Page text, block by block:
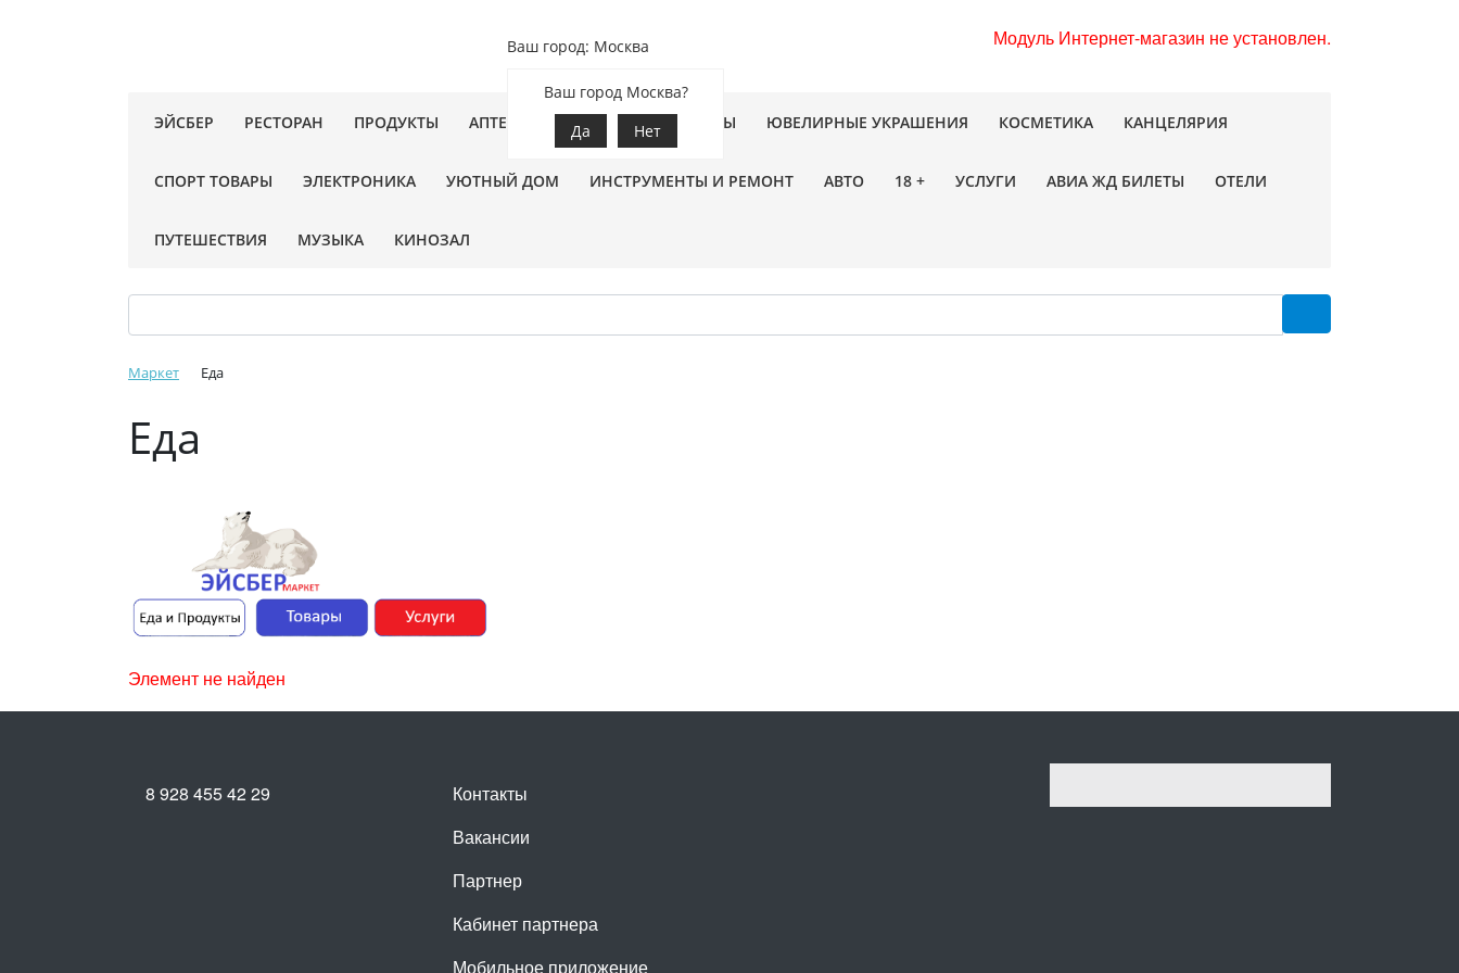
Модуль Интернет-магазин не установлен.
Ваш город: Москва
Ваш город Москва?
Да
Нет
ЭЙСБЕР РЕСТОРАН ПРОДУКТЫ АПТЕКА ЗООТОВАРЫ ЦВЕТЫ ЮВЕЛИРНЫЕ УКРАШЕНИЯ КОСМЕТИКА КАНЦЕЛЯРИЯ
СПОРТ ТОВАРЫ ЭЛЕКТРОНИКА УЮТНЫЙ ДОМ ИНСТРУМЕНТЫ И РЕМОНТ АВТО 18 + УСЛУГИ АВИА ЖД БИЛЕТЫ ОТЕЛИ
ПУТЕШЕСТВИЯ МУЗЫКА КИНОЗАЛ
Маркет Еда
Еда
Элемент не найден
Контакты
Вакансии
Партнер
Кабинет партнера
Мобильное приложение
8 928 455 42 29